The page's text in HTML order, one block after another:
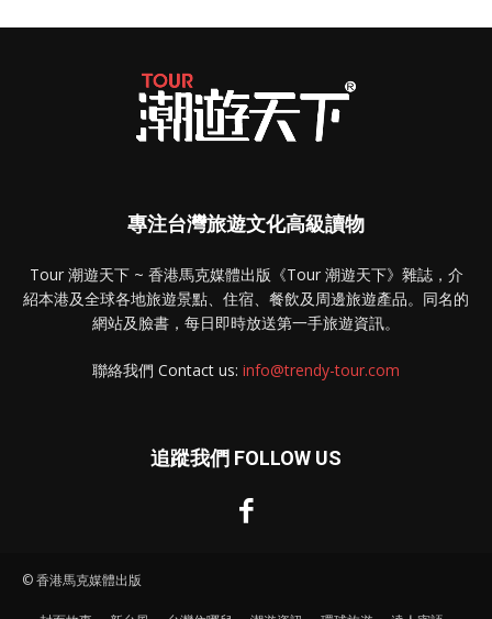
專注台灣旅遊文化高級讀物
Tour 潮遊天下 ~ 香港馬克媒體出版《Tour 潮遊天下》雜誌，介
紹本港及全球各地旅遊景點、住宿、餐飲及周邊旅遊產品。同名的
網站及臉書，每日即時放送第一手旅遊資訊。
聯絡我們 Contact us: info@trendy-tour.com
追蹤我們 FOLLOW US
© 香港馬克媒體出版